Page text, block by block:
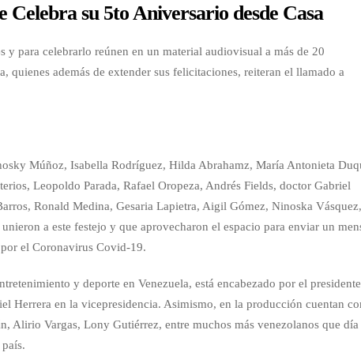
Celebra su 5to Aniversario desde Casa
y para celebrarlo reúnen en un material audiovisual a más de 20
quienes además de extender sus felicitaciones, reiteran el llamado a
Múñoz, Isabella Rodríguez, Hilda Abrahamz, María Antonieta
Leopoldo Parada, Rafael Oropeza, Andrés Fields, doctor Gabriel
Ronald Medina, Gesaria Lapietra, Aigil Gómez, Ninoska Vásquez,
a este festejo y que aprovecharon el espacio para enviar un
el Coronavirus Covid-19.
y deporte en Venezuela, está encabezado por el presidente
Herrera en la vicepresidencia. Asimismo, en la producción cuentan
Alirio Vargas, Lony Gutiérrez, entre muchos más venezolanos que día